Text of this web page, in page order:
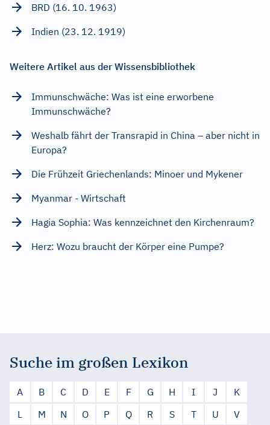
BRD (16. 10. 1963)
Indien (23. 12. 1919)
Weitere Artikel aus der Wissensbibliothek
Immunschwäche: Was ist eine erworbene
Immunschwäche?
Weshalb fährt der Transrapid in China – aber nicht in
Europa?
Die Frühzeit Griechenlands: Minoer und Mykener
Myanmar - Wirtschaft
Hagia Sophia: Was kennzeichnet den Kirchenraum?
Herz: Wozu braucht der Körper eine Pumpe?
Suche im großen Lexikon
A B C D E F G H I J
K
L
M N O P Q R S T U
V